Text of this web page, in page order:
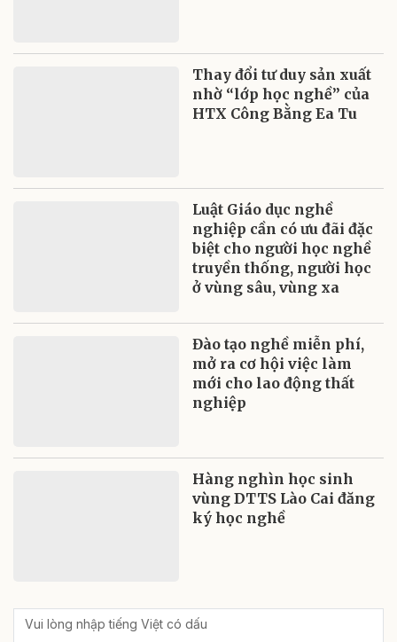
Thay đổi tư duy sản xuất
nhờ “lớp học nghề” của
HTX Công Bằng Ea Tu
Luật Giáo dục nghề
nghiệp cần có ưu đãi đặc
biệt cho người học nghề
truyền thống, người học
ở vùng sâu, vùng xa
Đào tạo nghề miễn phí,
mở ra cơ hội việc làm
mới cho lao động thất
nghiệp
Hàng nghìn học sinh
vùng DTTS Lào Cai đăng
ký học nghề